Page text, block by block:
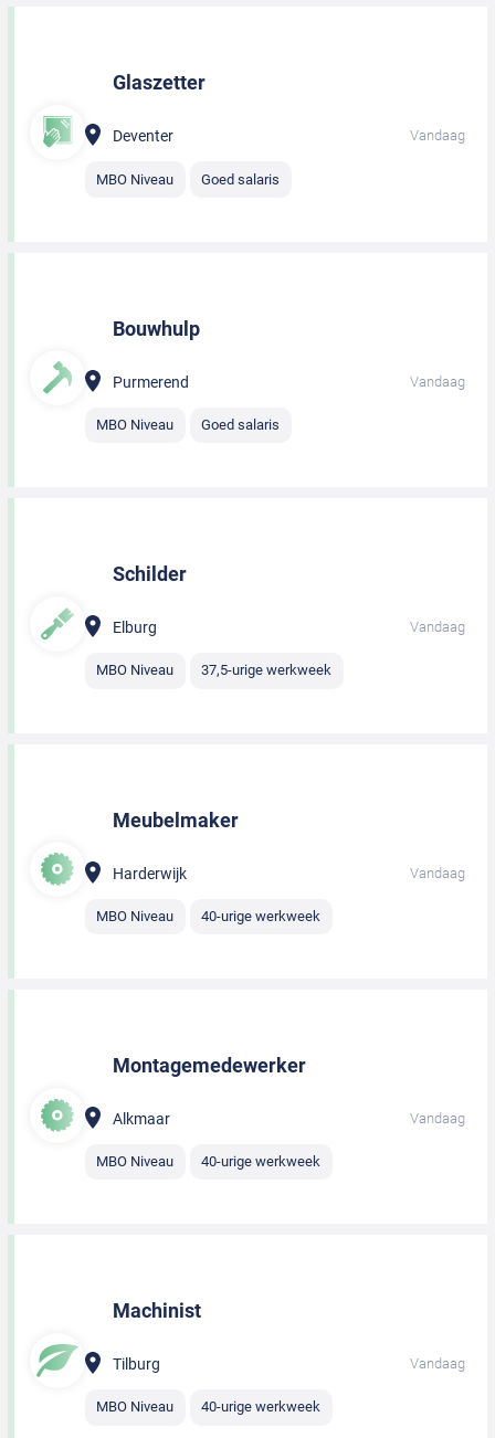
Glaszetter
Deventer Vandaag
MBO Niveau Goed salaris
Bouwhulp
Purmerend Vandaag
MBO Niveau Goed salaris
Schilder
Elburg Vandaag
MBO Niveau 37,5-urige werkweek
Meubelmaker
Harderwijk Vandaag
MBO Niveau 40-urige werkweek
Montagemedewerker
Alkmaar Vandaag
MBO Niveau 40-urige werkweek
Machinist
Tilburg Vandaag
MBO Niveau 40-urige werkweek